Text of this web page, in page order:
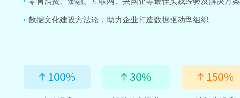
数据文化建设方法论，助力企业打造数据驱动型组织
100% 30% 150%